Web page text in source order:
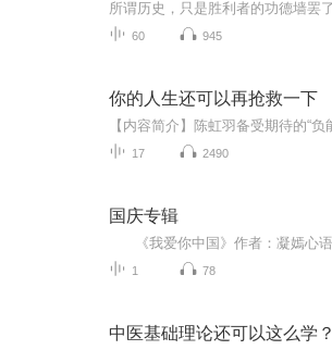
60 945
你的人生还可以再抢救一下
17 2490
国庆专辑
1 78
中医基础理论还可以这么学？